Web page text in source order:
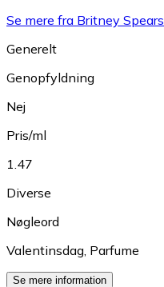
Se mere fra Britney Spears
Generelt
Genopfyldning
Nej
Pris/ml
1.47
Diverse
Nøgleord
Valentinsdag Parfume
Se mere information